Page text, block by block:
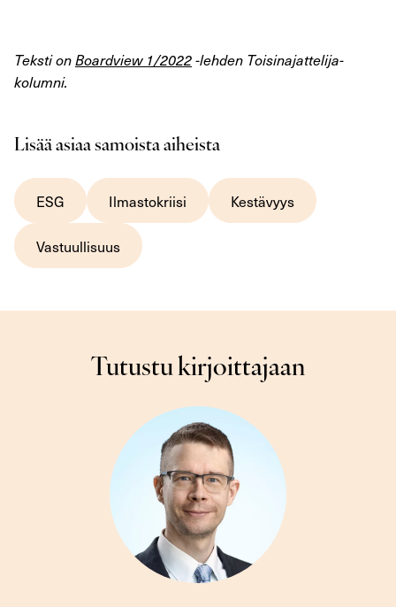
Teksti onBoardview 1/2022-lehden Toisinajattelija-
kolumni.
Lisää asiaa samoista aiheista
ESG Ilmastokriisi Kestävyys
Vastuullisuus
Tutustu kirjoittajaan